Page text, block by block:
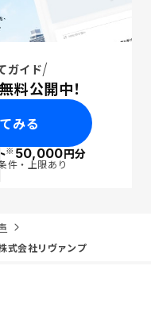
ガイド
料公開中！
みる
※50,000円分
件・上限あり
式会社リヴァンプ